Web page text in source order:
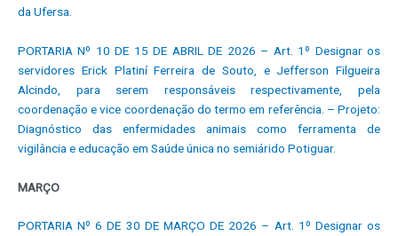
da Ufersa.
PORTARIA Nº 10 DE 15 DE ABRIL DE 2026 – Art. 1º Designar os
servidores Erick Platiní Ferreira de Souto, e Jefferson Filgueira
Alcindo, para serem responsáveis respectivamente, pela
coordenação e vice coordenação do termo em referência. – Projeto:
Diagnóstico das enfermidades animais como ferramenta de
vigilância e educação em Saúde única no semiárido Potiguar.
MARÇO
PORTARIA Nº 6 DE 30 DE MARÇO DE 2026 – Art. 1º Designar os